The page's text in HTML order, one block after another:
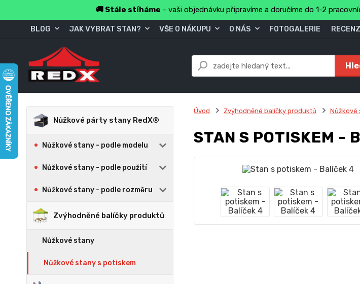
🚚 Stále stíháme - vaši objednávku připravíme a doručíme do 1-2
BLOG JAK VYBRAT STAN? VŠE O NÁKUPU O NÁS FOTOGALERIE
Nůžkové párty stany RedX®
Nůžkové stany - podle modelu
Nůžkové stany - podle použití
Nůžkové stany - podle rozměru
Zvýhodněné balíčky produktů
Nůžkové stany
Nůžkové stany s potiskem
Úvod Zvýhodněné balíčky produktů Nůžkové
STAN S POTISKEM -